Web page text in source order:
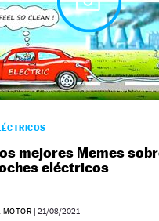
mejores Memes
eléctricos
MOTOR | 21/08/2021